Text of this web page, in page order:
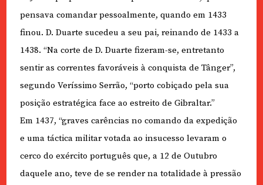
pensava comandar pessoalmente, quando em 1433
finou. D. Duarte sucedeu a seu pai, reinando de 1433 a
1438. “Na corte de D. Duarte fizeram-se, entretanto
sentir as correntes favoráveis à conquista de Tânger”,
segundo Veríssimo Serrão, “porto cobiçado pela sua
posição estratégica face ao estreito de Gibraltar.”
Em 1437, “graves carências no comando da expedição
e uma táctica militar votada ao insucesso levaram o
cerco do exército português que, a 12 de Outubro
daquele ano, teve de se render na totalidade à pressão